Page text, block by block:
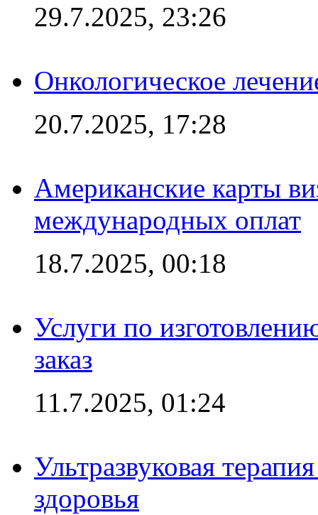
29.7.2025, 23:26
Онкологическое
20.7.2025, 17:28
Американские карты
международных оплат
18.7.2025, 00:18
Услуги по
заказ
11.7.2025, 01:24
Ультразвуковая
здоровья